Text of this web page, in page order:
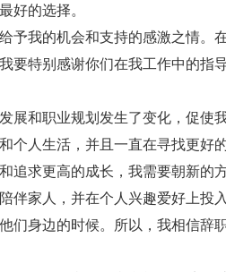
好的选择。
予我的机会和支持的感激之情。
要特别感谢你们在我工作中的指
展和职业规划发生了变化，促使
个人生活，并且一直在寻找更好
追求更高的成长，我需要朝新的方
伴家人，并在个人兴趣爱好上投
们身边的时候。所以，我相信辞